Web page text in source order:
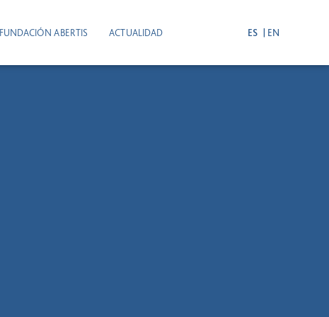
FUNDACIÓN ABERTIS ACTUALIDAD ES EN